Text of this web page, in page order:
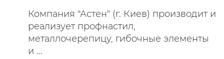
Компания "Астен" (г. Киев) производит и
реализует профнастил,
металлочерепицу, гибочные элементы
и ...